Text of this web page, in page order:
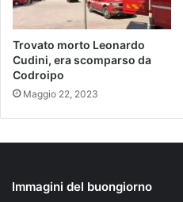
Trovato morto Leonardo
Cudini, era scomparso da
Codroipo
Maggio 22, 2023
Immagini del buongiorno